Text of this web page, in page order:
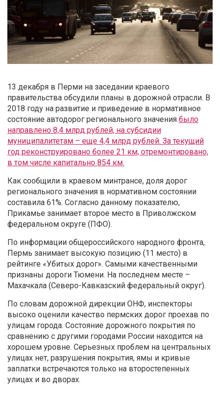
13 декабря в Перми на заседании краевого
правительства обсудили планы в дорожной отрасли. В
2018 году на развитие и приведение в нормативное
состояние автодорог регионального значения было
направлено 8,4 млрд рублей, на субсидии
муниципалитетам – еще 4,4 млрд рублей. За текущий
год реконструировано более 21 км, отремонтировано,
в том числе капитально 854 км.
Как сообщили в краевом минтрансе, доля дорог
регионального значения в нормативном состоянии
составила 61%. Согласно данному показателю,
Прикамье занимает второе место в Приволжском
федеральном округе (ПФО).
По информации общероссийского народного фронта,
Пермь занимает высокую позицию (11 место) в
рейтинге «Убитых дорог». Самыми качественными
признаны дороги Тюмени. На последнем месте –
Махачкала (Северо-Кавказский федеральный округ).
По словам дорожной дирекции ОНФ, инспекторы
высоко оценили качество пермских дорог проехав по
улицам города. Состояние дорожного покрытия по
сравнению с другими городами России находится на
хорошем уровне. Серьезных проблем на центральных
улицах нет, разрушения покрытия, ямы и кривые
заплатки встречаются только на второстепенных
улицах и во дворах.